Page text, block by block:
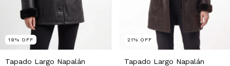
19% OFF
Tapado Largo Napalán
21% OFF
Tapado Largo Napalán